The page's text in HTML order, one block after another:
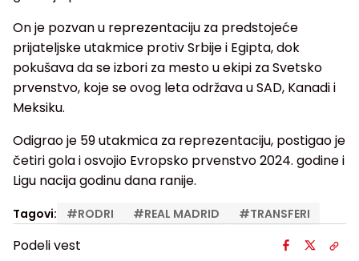
On je pozvan u reprezentaciju za predstojeće
prijateljske utakmice protiv Srbije i Egipta, dok
pokušava da se izbori za mesto u ekipi za Svetsko
prvenstvo, koje se ovog leta održava u SAD, Kanadi i
Meksiku.
Odigrao je 59 utakmica za reprezentaciju, postigao je
četiri gola i osvojio Evropsko prvenstvo 2024. godine i
Ligu nacija godinu dana ranije.
Tagovi: #RODRI #REAL MADRID #TRANSFERI
Podeli vest